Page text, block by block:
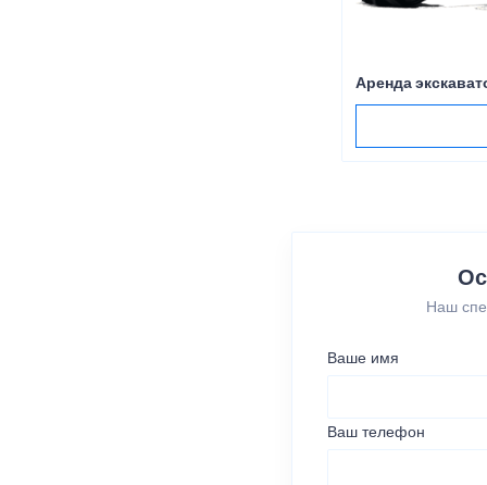
Аренда
Наш
Ваше имя
Ваш телефон